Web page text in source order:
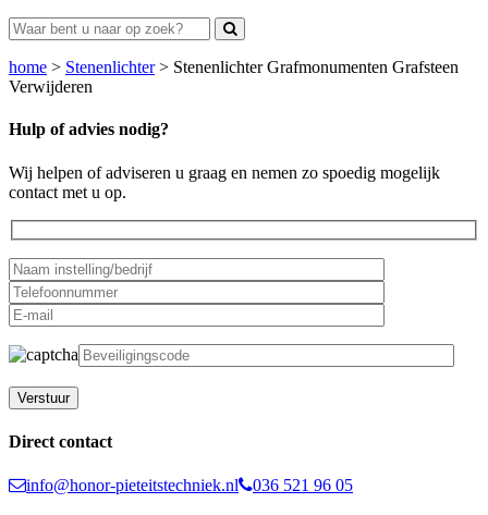
home > Stenenlichter> Stenenlichter Grafmonumenten Grafsteen
Verwijderen
Hulp of advies nodig?
Wij helpen of adviseren u graag en nemen zo spoedig mogelijk
contact met u op.
Direct contact
info@honor-pieteitstechniek.nl 036 521 96 05